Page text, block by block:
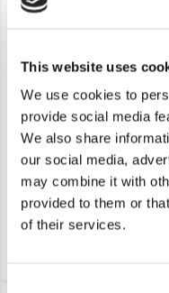
This website uses
We use cookies to
provide social media
We also share
our social media,
may combine it with
provided to them or
of their services.
FRESH
Fresh Tallriksventil 180
201 kr
156 kr
Leveranstid ifrån leverantör
3-7 arbetsdagar